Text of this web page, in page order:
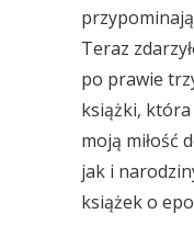
Teraz
po prawie
książki, która
moją miłość
jak i
książek o